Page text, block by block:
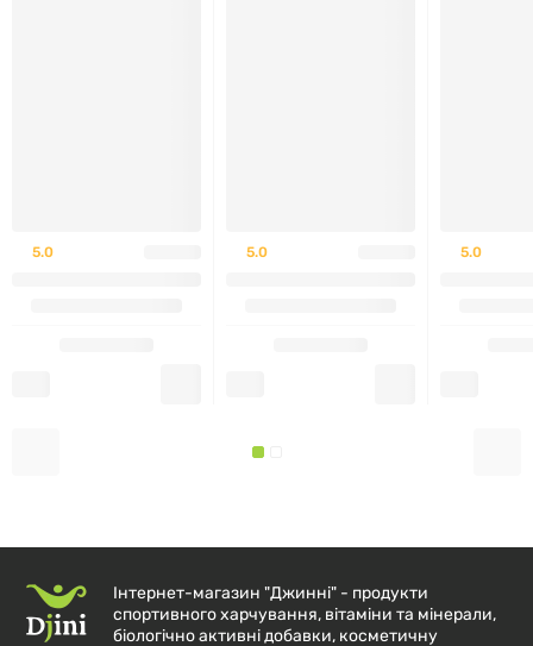
5.0 5.0 5.0
Інтернет-магазин "Джинні" - продукти
спортивного харчування, вітаміни та мінерали,
біологічно активні добавки, косметичну